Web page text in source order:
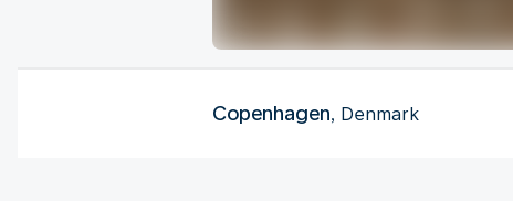
Copenhagen, Denmark